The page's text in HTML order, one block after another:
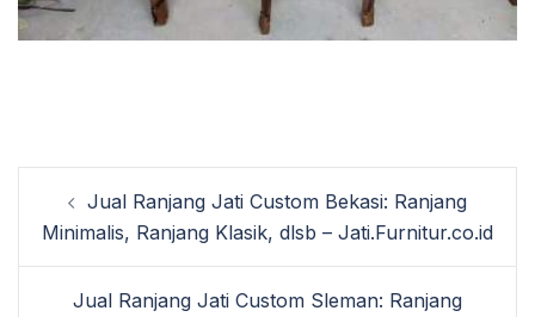
Post
navigation
Jual Ranjang Jati Custom Bekasi: Ranjang
Minimalis, Ranjang Klasik, dlsb – Jati.Furnitur.co.id
Jual Ranjang Jati Custom Sleman: Ranjang